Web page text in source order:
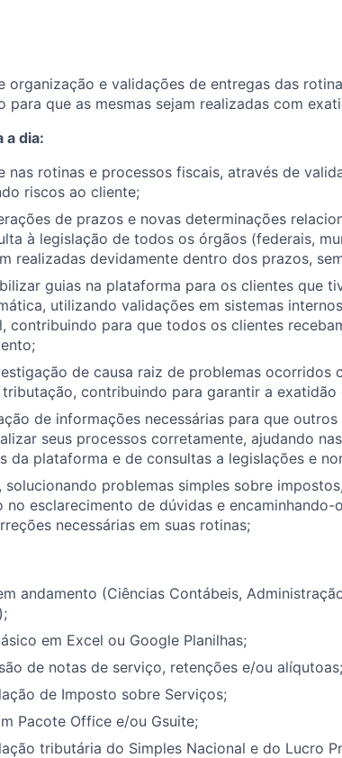
organização e validações de entregas das
para que as mesmas sejam realizadas com
a dia:
nas rotinas e processos fiscais, através de
riscos ao cliente;
de prazos e novas determinações
à legislação de todos os órgãos (federais,
realizadas devidamente dentro dos prazos,
guias na plataforma para os clientes que
utilizando validações em sistemas
contribuindo para que todos os clientes
de causa raiz de problemas ocorridos
contribuindo para garantir a exatidão
de informações necessárias para que
seus processos corretamente, ajudando
da plataforma e de consultas a legislações e
solucionando problemas simples sobre
no esclarecimento de dúvidas e encaminhando-
necessárias em suas rotinas;
andamento (Ciências Contábeis,
em Excel ou Google Planilhas;
de notas de serviço, retenções e/ou
de Imposto sobre Serviços;
Pacote Office e/ou Gsuite;
tributária do Simples Nacional e do Lucro